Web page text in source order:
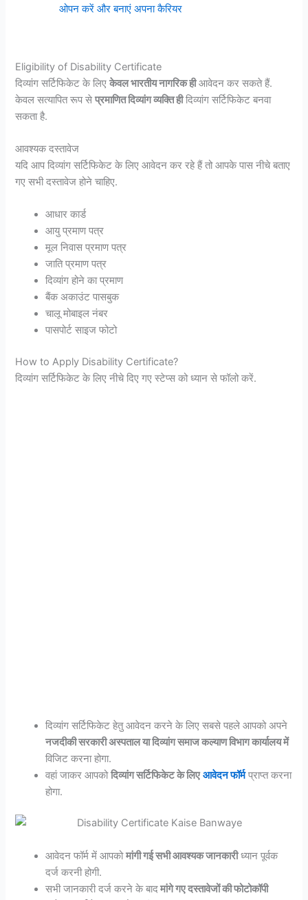
ओपन करें और बनाएं अपना कैरियर
Eligibility of Disability Certificate
दिव्यांग सर्टिफिकेट के लिएकेवल भारतीय नागरिक हीआवेदन कर सकते हैं.
केवल सत्यापित रूप सेप्रमाणित दिव्यांग व्यक्ति हीदिव्यांग सर्टिफिकेट बनवा
सकता है.
आवश्यक दस्तावेज
यदि आप दिव्यांग सर्टिफिकेट के लिए आवेदन कर रहे हैं तो आपके पास नीचे बताए
गए सभी दस्तावेज होने चाहिए.
आधार कार्ड
आयु प्रमाण पत्र
मूल निवास प्रमाण पत्र
जाति प्रमाण पत्र
दिव्यांग होने का प्रमाण
बैंक अकाउंट पासबुक
चालू मोबाइल नंबर
पासपोर्ट साइज फोटो
How to Apply Disability Certificate?
दिव्यांग सर्टिफिकेट के लिए नीचे दिए गए स्टेप्स को ध्यान से फॉलो करें.
दिव्यांग सर्टिफिकेट हेतु आवेदन करने के लिए सबसे पहले आपको अपने
नजदीकी सरकारी अस्पताल या दिव्यांग समाज कल्याण विभाग कार्यालय में
विजिट करना होगा.
वहां जाकर आपकोदिव्यांग सर्टिफिकेट के लिए आवेदन फॉर्मप्राप्त करना
होगा.
आवेदन फॉर्म में आपकोमांगी गई सभी आवश्यक जानकारीध्यान पूर्वक
दर्ज करनी होगी.
सभी जानकारी दर्ज करने के बादमांगे गए दस्तावेजों की फोटोकॉपी